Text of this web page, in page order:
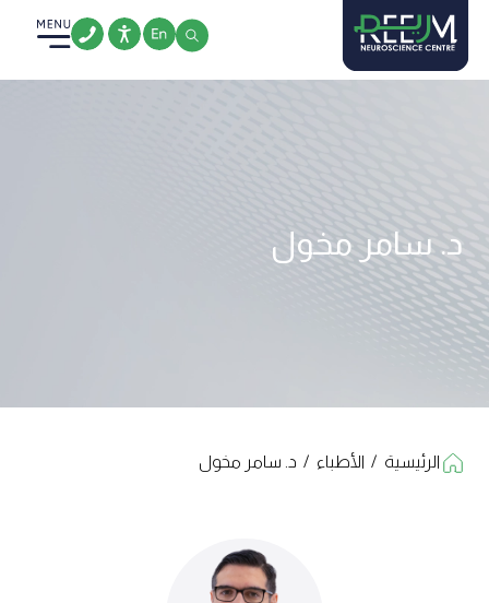
content
د. سامر م‍خ‍ول​
الرئيسية / الأطباء / د. سامر م‍خ‍ول​